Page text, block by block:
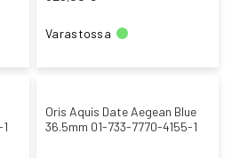
Varastossa
Oris Aquis Date Aegean Blue
36.5mm 01-733-7770-4155-1